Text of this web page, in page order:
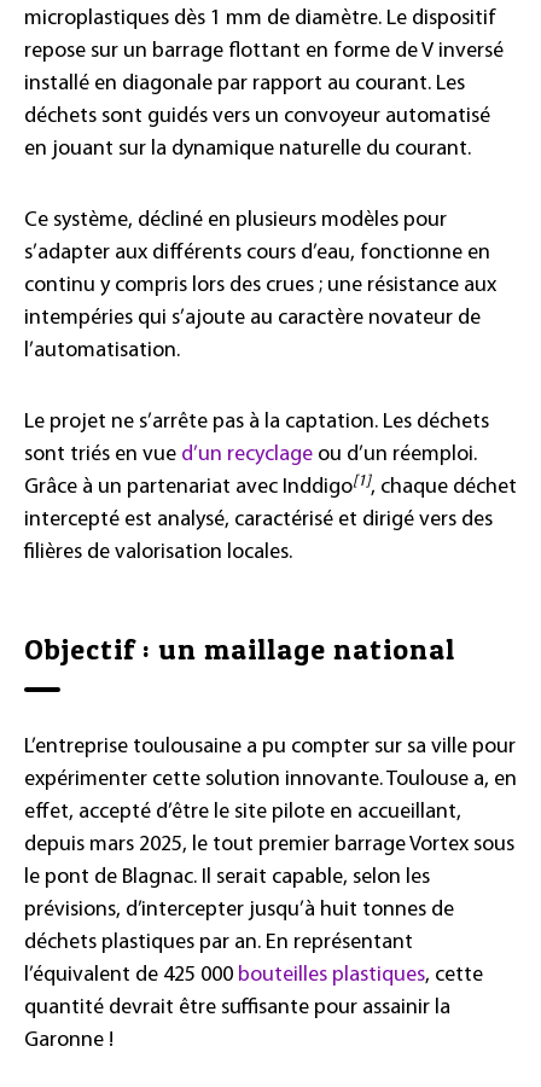
microplastiques dès 1 mm de diamètre. Le dispositif
repose sur un barrage flottant en forme de V inversé
installé en diagonale par rapport au courant. Les
déchets sont guidés vers un convoyeur automatisé
en jouant sur la dynamique naturelle du courant.
Ce système, décliné en plusieurs modèles pour
s’adapter aux différents cours d’eau, fonctionne en
continu y compris lors des crues ; une résistance aux
intempéries qui s’ajoute au caractère novateur de
l’automatisation.
Le projet ne s’arrête pas à la captation. Les déchets
sont triés en vue d’un recyclage ou d’un réemploi.
Grâce à un partenariat avec Inddigo[1], chaque déchet
intercepté est analysé, caractérisé et dirigé vers des
filières de valorisation locales.
Objectif : un maillage national
L’entreprise toulousaine a pu compter sur sa ville pour
expérimenter cette solution innovante. Toulouse a, en
effet, accepté d’être le site pilote en accueillant,
depuis mars 2025, le tout premier barrage Vortex sous
le pont de Blagnac. Il serait capable, selon les
prévisions, d’intercepter jusqu’à huit tonnes de
déchets plastiques par an. En représentant
l’équivalent de 425 000 bouteilles plastiques, cette
quantité devrait être suffisante pour assainir la
Garonne !